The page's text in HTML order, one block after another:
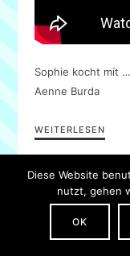
Sophie kocht mit
Aenne Burda
WEITERLESEN
Diese Website
nutzt, gehen
OK